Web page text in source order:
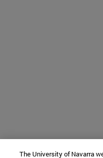
The University of Navarra